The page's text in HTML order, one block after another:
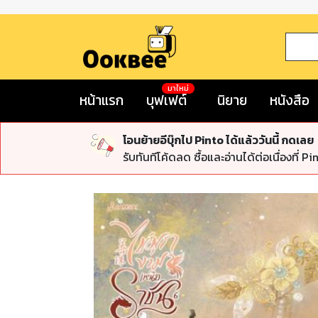
หน้าแรก บุฟเฟต์
มาใหม่
นิยาย หนังสือ
โอนย้ายอีบุ๊กไป Pinto ได้แล้ววันนี้ กดเลย
รับทันทีโค้ดลด ซื้อและอ่านได้ต่อเนื่องที่